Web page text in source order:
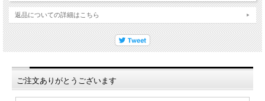
返品についての詳細はこちら
ご注文ありがとうございます